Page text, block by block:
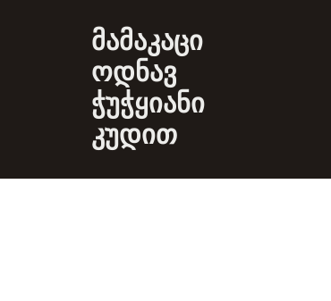
მამაკაცი
ოდნავ
ჭუჭყიანი
კუდით